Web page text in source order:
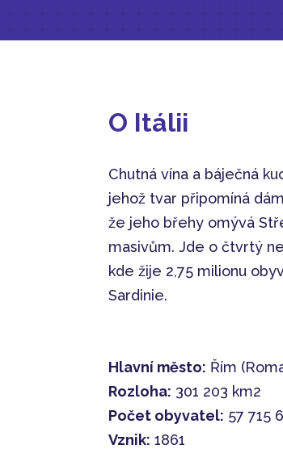
O Itálii
Chutná vína a báječná
jehož tvar připomíná
že jeho břehy omývá
masivům. Jde o čtvrtý
kde žije 2,75 milionu
Sardinie.
Hlavní město: Řím
Rozloha: 301 203 km2
Počet obyvatel: 57 715
Vznik: 1861